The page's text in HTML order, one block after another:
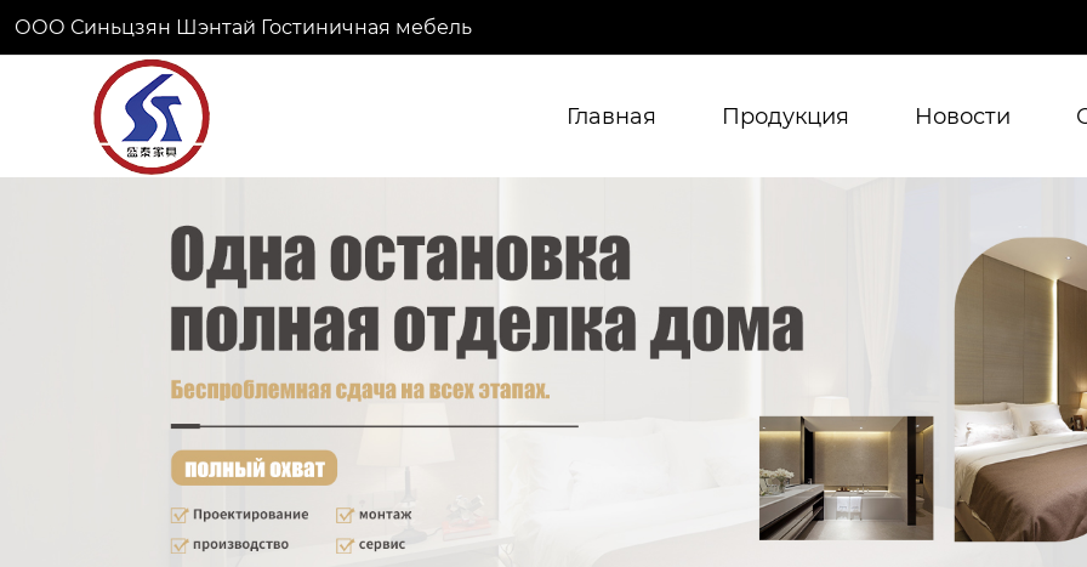
ООО Синьцзян Шэнтай Гостиничная мебель
Главная Продукция Новости